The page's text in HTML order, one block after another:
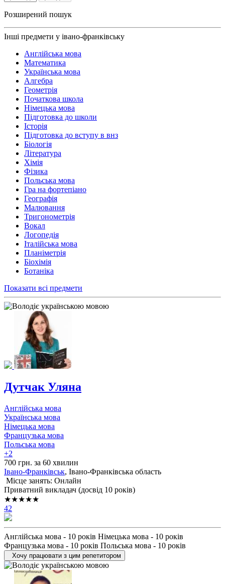
Розширений пошук
Інші предмети у івано-франківську
Англійська мова
Математика
Українська мова
Алгебра
Геометрія
Початкова школа
Німецька мова
Підготовка до школи
Історія
Підготовка до вступу в внз
Біологія
Література
Хімія
Фізика
Польська мова
Гра на фортепіано
Географія
Малювання
Тригонометрія
Вокал
Логопедія
Італійська мова
Планіметрія
Біохімія
Ботаніка
Показати всі предмети
Дутчак Уляна
Англійська мова
Українська мова
Німецька мова
Французька мова
Польська мова
+2
700 грн. за 60 хвилин
Івано-Франківськ, Івано-Франківська область
Місце занять: Онлайн
Приватний викладач (досвід 10 років)
★★★★★
42
Англійська мова - 10 років Німецька мова - 10 років
Французька мова - 10 років Польська мова - 10 років
Хочу працювати з цим репетитором